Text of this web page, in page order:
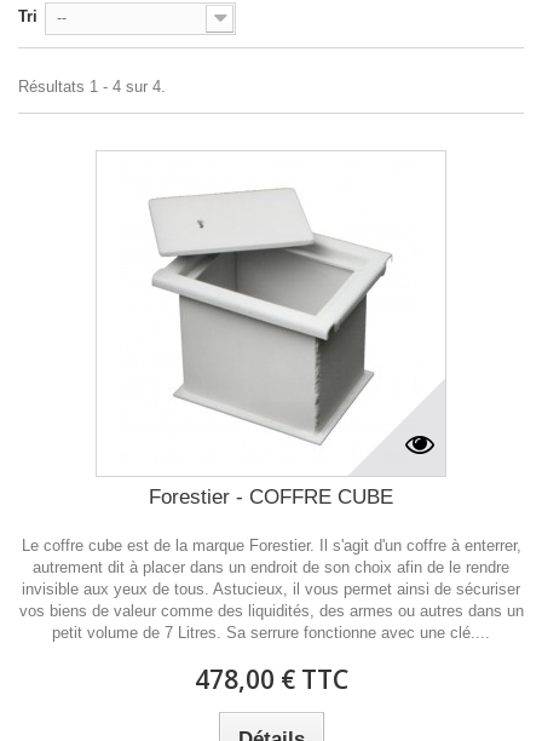
Tri --
Résultats 1 - 4 sur 4.
Forestier - COFFRE CUBE
Le coffre cube est de la marque Forestier. Il s'agit d'un coffre à enterrer,
autrement dit à placer dans un endroit de son choix afin de le rendre
invisible aux yeux de tous. Astucieux, il vous permet ainsi de sécuriser
vos biens de valeur comme des liquidités, des armes ou autres dans un
petit volume de 7 Litres. Sa serrure fonctionne avec une clé....
478,00 € TTC